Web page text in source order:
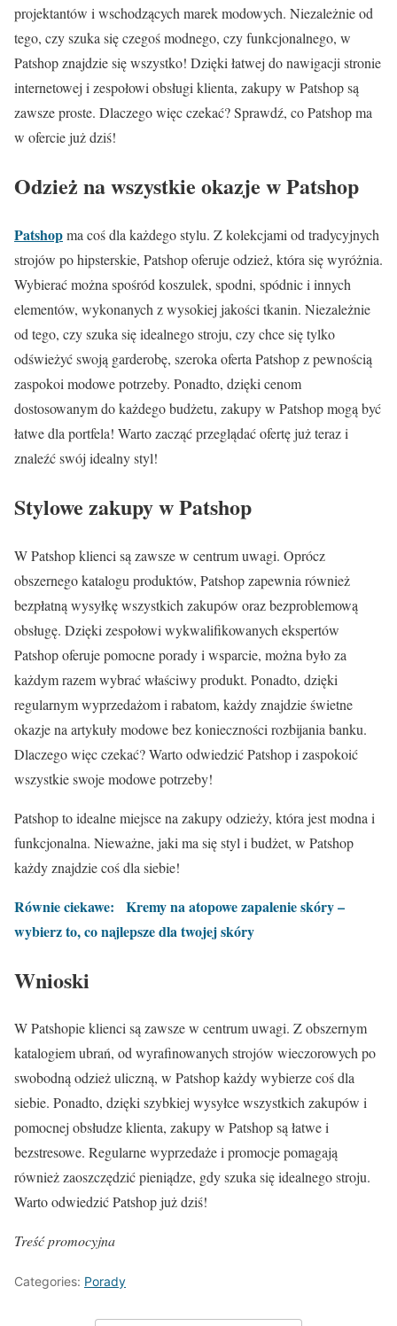
projektantów i wschodzących marek modowych. Niezależnie od
tego, czy szuka się czegoś modnego, czy funkcjonalnego, w
Patshop znajdzie się wszystko! Dzięki łatwej do nawigacji stronie
internetowej i zespołowi obsługi klienta, zakupy w Patshop są
zawsze proste. Dlaczego więc czekać? Sprawdź, co Patshop ma
w ofercie już dziś!
Odzież na wszystkie okazje w Patshop
Patshopma coś dla każdego stylu. Z kolekcjami od tradycyjnych
strojów po hipsterskie, Patshop oferuje odzież, która się wyróżnia.
Wybierać można spośród koszulek, spodni, spódnic i innych
elementów, wykonanych z wysokiej jakości tkanin. Niezależnie
od tego, czy szuka się idealnego stroju, czy chce się tylko
odświeżyć swoją garderobę, szeroka oferta Patshop z pewnością
zaspokoi modowe potrzeby. Ponadto, dzięki cenom
dostosowanym do każdego budżetu, zakupy w Patshop mogą być
łatwe dla portfela! Warto zacząć przeglądać ofertę już teraz i
znaleźć swój idealny styl!
Stylowe zakupy w Patshop
W Patshop klienci są zawsze w centrum uwagi. Oprócz
obszernego katalogu produktów, Patshop zapewnia również
bezpłatną wysyłkę wszystkich zakupów oraz bezproblemową
obsługę. Dzięki zespołowi wykwalifikowanych ekspertów
Patshop oferuje pomocne porady i wsparcie, można było za
każdym razem wybrać właściwy produkt. Ponadto, dzięki
regularnym wyprzedażom i rabatom, każdy znajdzie świetne
okazje na artykuły modowe bez konieczności rozbijania banku.
Dlaczego więc czekać? Warto odwiedzić Patshop i zaspokoić
wszystkie swoje modowe potrzeby!
Patshop to idealne miejsce na zakupy odzieży, która jest modna i
funkcjonalna. Nieważne, jaki ma się styl i budżet, w Patshop
każdy znajdzie coś dla siebie!
Równie ciekawe:
Kremy na atopowe zapalenie skóry –
wybierz to, co najlepsze dla twojej skóry
Wnioski
W Patshopie klienci są zawsze w centrum uwagi. Z obszernym
katalogiem ubrań, od wyrafinowanych strojów wieczorowych po
swobodną odzież uliczną, w Patshop każdy wybierze coś dla
siebie. Ponadto, dzięki szybkiej wysyłce wszystkich zakupów i
pomocnej obsłudze klienta, zakupy w Patshop są łatwe i
bezstresowe. Regularne wyprzedaże i promocje pomagają
również zaoszczędzić pieniądze, gdy szuka się idealnego stroju.
Warto odwiedzić Patshop już dziś!
Treść promocyjna
Categories: Porady